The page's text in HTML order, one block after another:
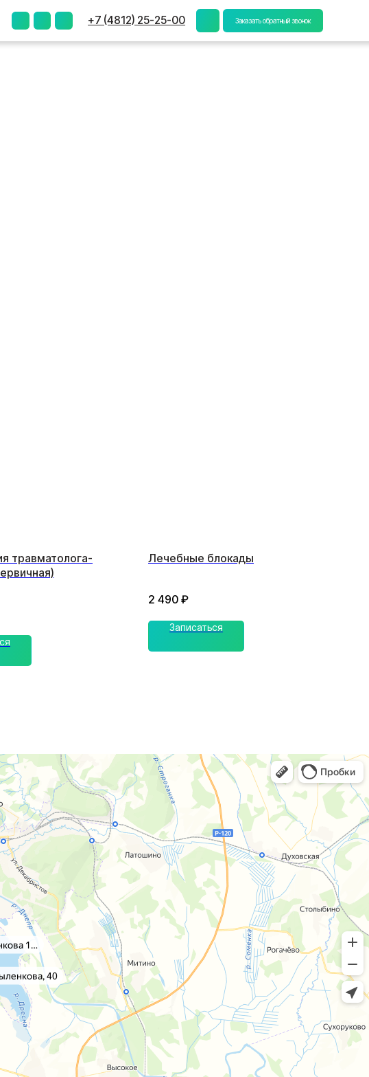
+7 (4812) 25-25-00 Заказать обратный звонок
травматолога-
Лечебные блокады
2 490 ₽
Записаться